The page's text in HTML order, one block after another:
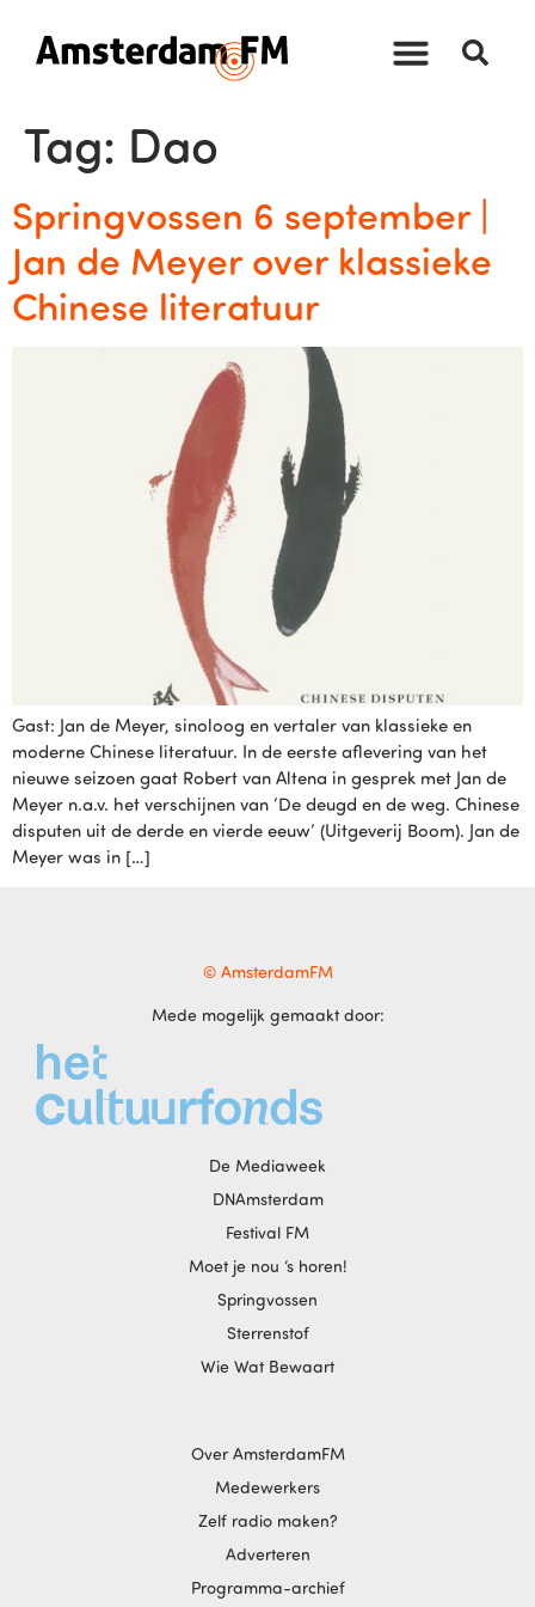
Tag: Dao
Springvossen 6 september |
Jan de Meyer over klassieke
Chinese literatuur
Gast: Jan de Meyer, sinoloog en vertaler van klassieke en
moderne Chinese literatuur. In de eerste aflevering van het
nieuwe seizoen gaat Robert van Altena in gesprek met Jan de
Meyer n.a.v. het verschijnen van ‘De deugd en de weg. Chinese
disputen uit de derde en vierde eeuw‘ (Uitgeverij Boom). Jan de
Meyer was in […]
© AmsterdamFM
Mede mogelijk gemaakt door:
De Mediaweek
DNAmsterdam
Festival FM
Moet je nou ‘s horen!
Springvossen
Sterrenstof
Wie Wat Bewaart
Over AmsterdamFM
Medewerkers
Zelf radio maken?
Adverteren
Programma-archief